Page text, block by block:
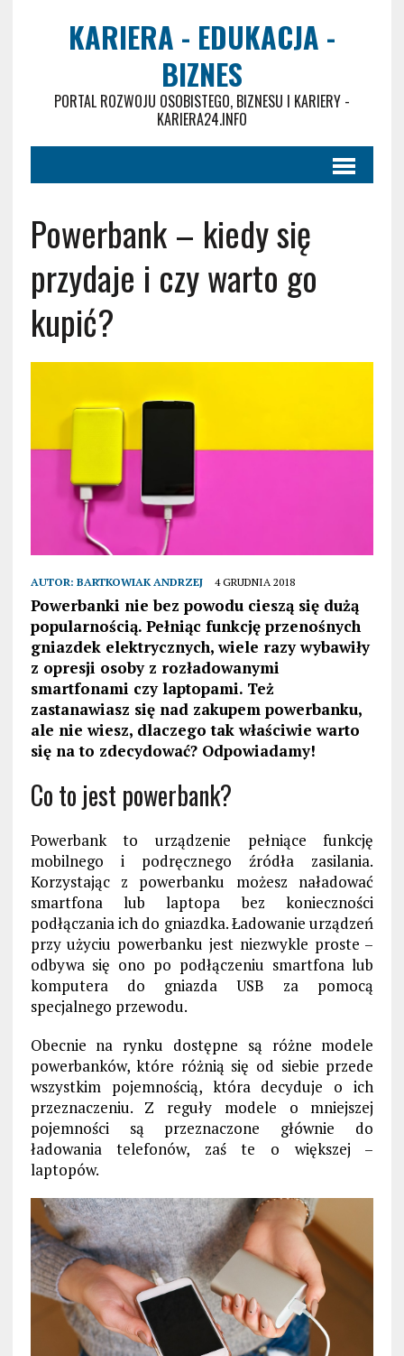
KARIERA - EDUKACJA -
BIZNES
PORTAL ROZWOJU OSOBISTEGO, BIZNESU I KARIERY -
KARIERA24.INFO
Powerbank – kiedy się
przydaje i czy warto go
kupić?
AUTOR: BARTKOWIAK ANDRZEJ 4 GRUDNIA 2018
Powerbanki nie bez powodu cieszą się dużą
popularnością. Pełniąc funkcję przenośnych
gniazdek elektrycznych, wiele razy wybawiły
z opresji osoby z rozładowanymi
smartfonami czy laptopami. Też
zastanawiasz się nad zakupem powerbanku,
ale nie wiesz, dlaczego tak właściwie warto
się na to zdecydować? Odpowiadamy!
Co to jest powerbank?
Powerbank to urządzenie pełniące funkcję
mobilnego i podręcznego źródła zasilania.
Korzystając z powerbanku możesz naładować
smartfona lub laptopa bez konieczności
podłączania ich do gniazdka. Ładowanie urządzeń
przy użyciu powerbanku jest niezwykle proste –
odbywa się ono po podłączeniu smartfona lub
komputera do gniazda USB za pomocą
specjalnego przewodu.
Obecnie na rynku dostępne są różne modele
powerbanków, które różnią się od siebie przede
wszystkim pojemnością, która decyduje o ich
przeznaczeniu. Z reguły modele o mniejszej
pojemności są przeznaczone głównie do
ładowania telefonów, zaś te o większej –
laptopów.